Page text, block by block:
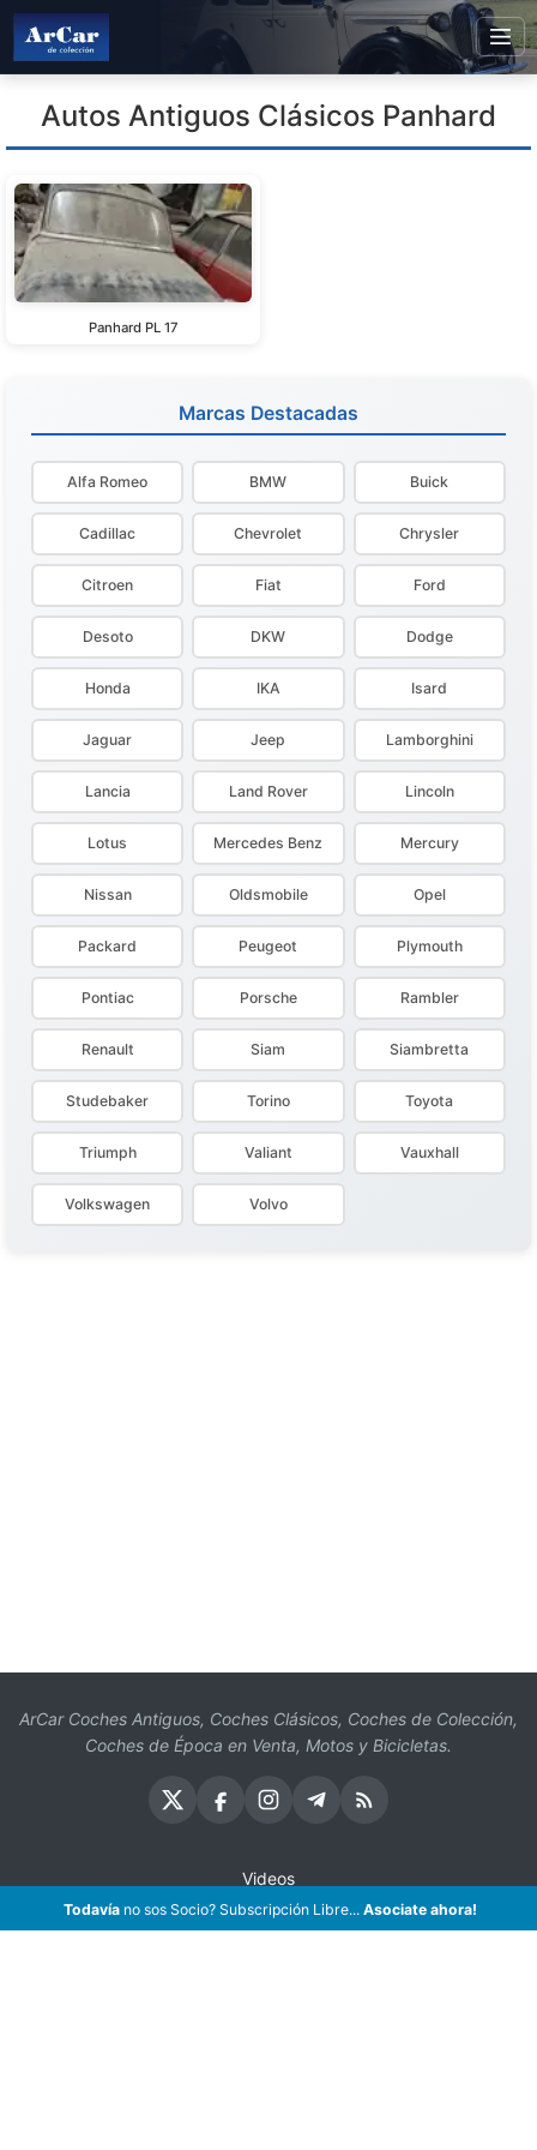
Autos Antiguos Clásicos Panhard
Panhard PL 17
Marcas Destacadas
Alfa Romeo BMW Buick
Cadillac Chevrolet Chrysler
Citroen Fiat Ford
Desoto DKW Dodge
Honda IKA Isard
Jaguar Jeep Lamborghini
Lancia Land Rover Lincoln
Lotus Mercedes Benz Mercury
Nissan Oldsmobile Opel
Packard Peugeot Plymouth
Pontiac Porsche Rambler
Renault Siam Siambretta
Studebaker Torino Toyota
Triumph Valiant Vauxhall
Volkswagen Volvo
ArCar Coches Antiguos, Coches Clásicos, Coches de Colección,
Coches de Época en Venta, Motos y Bicicletas.
Videos
Oficios
Todavíano sos Socio? Subscripción Libre... Asociate ahora!